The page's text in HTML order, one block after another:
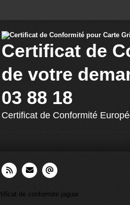
Certificat de
de votre
03 88 18
Certificat de Conformité
de conformite jaguar